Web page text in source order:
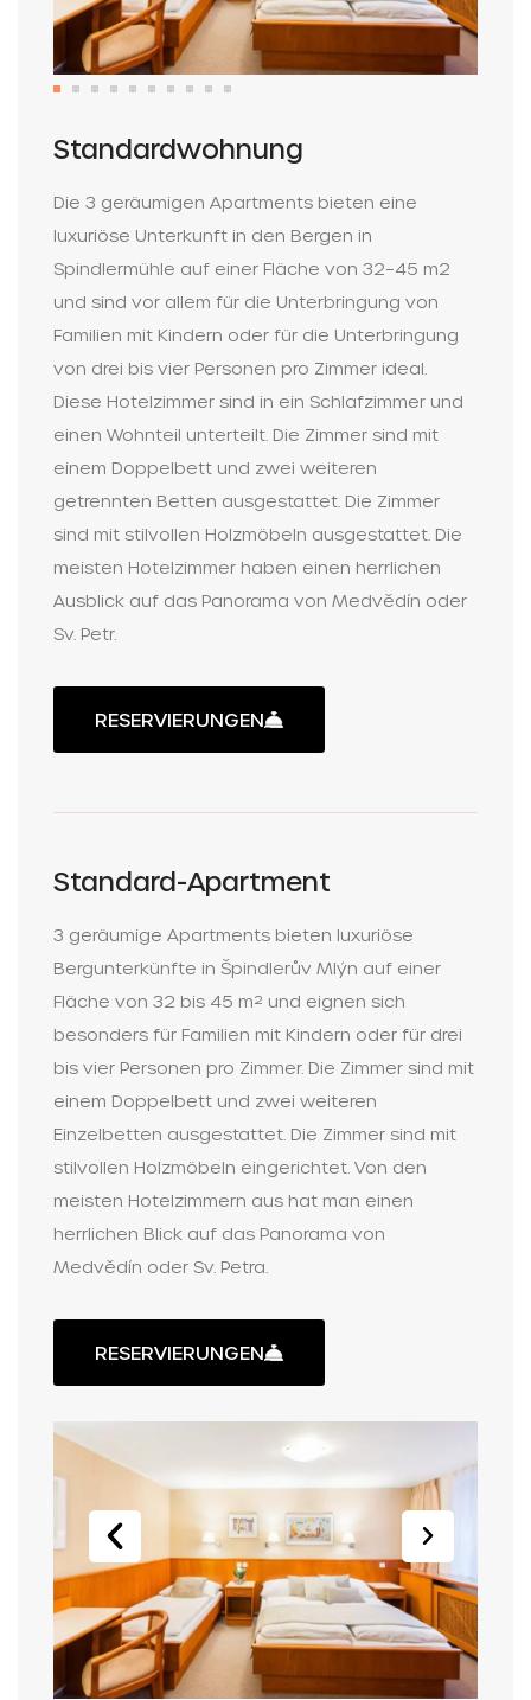
Standardwohnung
Die 3 geräumigen Apartments bieten eine
luxuriöse Unterkunft in den Bergen in
Spindlermühle auf einer Fläche von 32–45 m2
und sind vor allem für die Unterbringung von
Familien mit Kindern oder für die Unterbringung
von drei bis vier Personen pro Zimmer ideal.
Diese Hotelzimmer sind in ein Schlafzimmer und
einen Wohnteil unterteilt. Die Zimmer sind mit
einem Doppelbett und zwei weiteren
getrennten Betten ausgestattet. Die Zimmer
sind mit stilvollen Holzmöbeln ausgestattet. Die
meisten Hotelzimmer haben einen herrlichen
Ausblick auf das Panorama von Medvědín oder
Sv. Petr.
RESERVIERUNGEN
Standard-Apartment
3 geräumige Apartments bieten luxuriöse
Bergunterkünfte in Špindlerův Mlýn auf einer
Fläche von 32 bis 45 m² und eignen sich
besonders für Familien mit Kindern oder für drei
bis vier Personen pro Zimmer. Die Zimmer sind mit
einem Doppelbett und zwei weiteren
Einzelbetten ausgestattet. Die Zimmer sind mit
stilvollen Holzmöbeln eingerichtet. Von den
meisten Hotelzimmern aus hat man einen
herrlichen Blick auf das Panorama von
Medvědín oder Sv. Petra.
RESERVIERUNGEN